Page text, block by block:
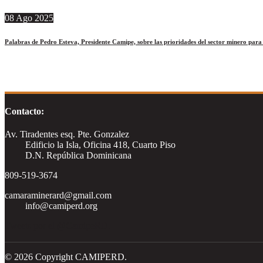
08 Ago 2025
Palabras de Pedro Esteva, Presidente Camipe, sobre las prioridades del sector minero
Contacto:
Av. Tiradentes esq. Pte. Gonzalez
Edificio la Isla, Oficina 418, Cuarto Piso
D.N. República Dominicana
809-519-3674
camaraminerard@gmail.com
info@camiperd.org
© 2026 Copyright CAMIPERD.